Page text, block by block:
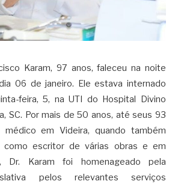
Karam, 97 anos, faleceu na noite
06 de janeiro. Ele estava internado
feira, 5, na UTI do Hospital Divino
SC. Por mais de 50 anos, até seus 93
em Videira, quando também
como escritor de várias obras e em
Dr. Karam foi homenageado pela
pelos relevantes serviços